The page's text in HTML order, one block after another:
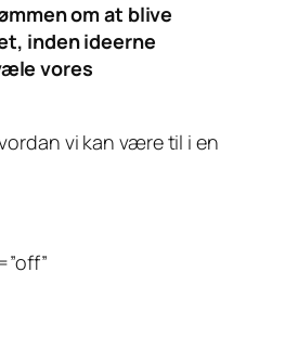
om at blive
inden ideerne
vores
vi kan være til i en